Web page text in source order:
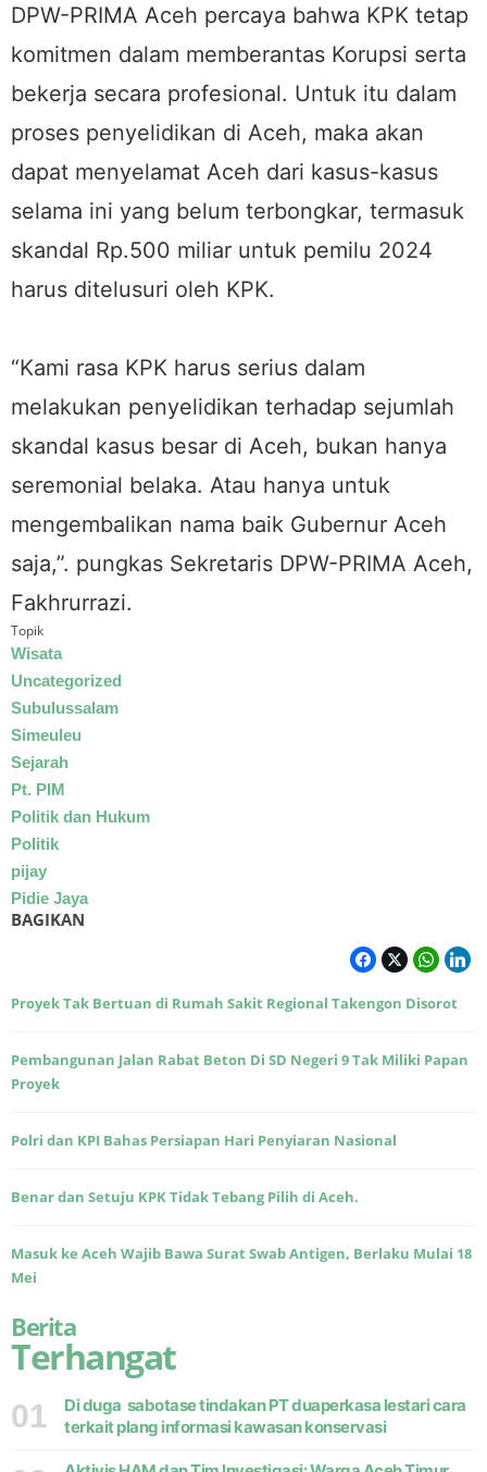
DPW-PRIMA Aceh percaya bahwa KPK tetap
komitmen dalam memberantas Korupsi serta
bekerja secara profesional. Untuk itu dalam
proses penyelidikan di Aceh, maka akan
dapat menyelamat Aceh dari kasus-kasus
selama ini yang belum terbongkar, termasuk
skandal Rp.500 miliar untuk pemilu 2024
harus ditelusuri oleh KPK.
“Kami rasa KPK harus serius dalam
melakukan penyelidikan terhadap sejumlah
skandal kasus besar di Aceh, bukan hanya
seremonial belaka. Atau hanya untuk
mengembalikan nama baik Gubernur Aceh
saja,”. pungkas Sekretaris DPW-PRIMA Aceh,
Fakhrurrazi.
Topik
Wisata
Uncategorized
Subulussalam
Simeuleu
Sejarah
Pt. PIM
Politik dan Hukum
Politik
pijay
Pidie Jaya
BAGIKAN
Proyek Tak Bertuan di Rumah Sakit Regional Takengon Disorot
Pembangunan Jalan Rabat Beton Di SD Negeri 9 Tak Miliki Papan
Proyek
Polri dan KPI Bahas Persiapan Hari Penyiaran Nasional
Benar dan Setuju KPK Tidak Tebang Pilih di Aceh.
Masuk ke Aceh Wajib Bawa Surat Swab Antigen, Berlaku Mulai 18
Mei
Berita
Terhangat
01
Di duga sabotase tindakan PT duaperkasa lestari cara
terkait plang informasi kawasan konservasi